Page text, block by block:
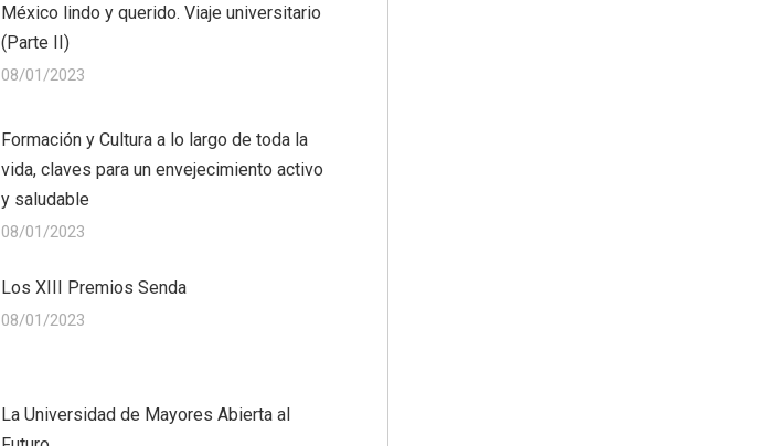
México lindo y querido. Viaje universitario
(Parte II)
08/01/2023
Formación y Cultura a lo largo de toda la
vida, claves para un envejecimiento activo
y saludable
08/01/2023
Los XIII Premios Senda
08/01/2023
La Universidad de Mayores Abierta al